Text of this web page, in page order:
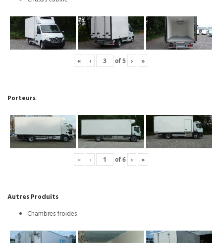
« ‹ of5 › »
Porteurs
« ‹ of6 › »
Autres Produits
Chambres froides